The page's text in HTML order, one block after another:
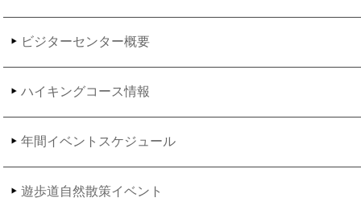
ビジターセンター概要
ハイキングコース情報
年間イベントスケジュール
遊歩道自然散策イベント